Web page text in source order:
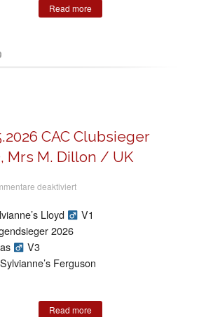
Read more
CAC Clubsieger
Mrs M. Dillon / UK
deaktiviertfür
Clubsieger
WCD,
UK
Lloyd
V1
2026
V3
Ferguson
Read more